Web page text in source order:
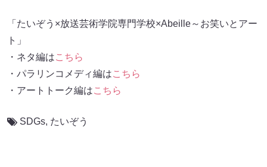
「たいぞう×放送芸術学院専門学校×Abeille～お笑いとアー
ト」
・ネタ編はこちら
・パラリンコメディ編はこちら
・アートトーク編はこちら
SDGs, たいぞう